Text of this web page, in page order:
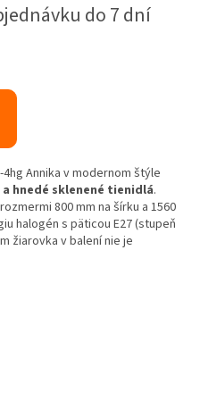
do 7 dní
Annika v modernom štýle
hnedé sklenené tienidlá.
800 mm na šírku a 1560
halogén s päticou E27 (stupeň
žiarovka v balení nie je